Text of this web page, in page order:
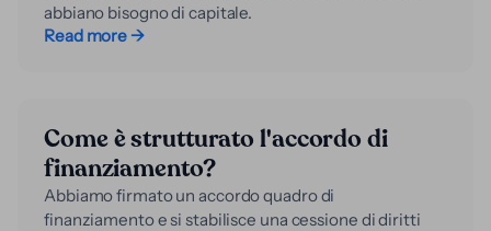
abbiano bisogno di capitale.
Read more →
Come è strutturato l'accordo di
finanziamento?
Abbiamo firmato un accordo quadro di
finanziamento e si stabilisce una cessione di diritti